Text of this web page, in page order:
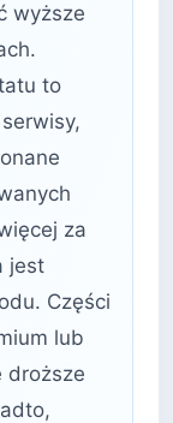
wyższe
to
za
jest
Części
lub
droższe